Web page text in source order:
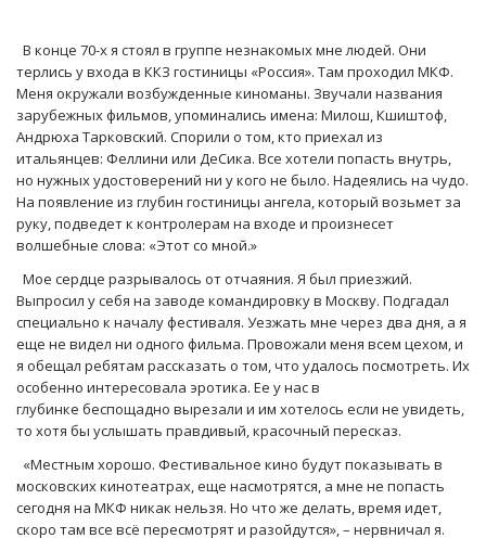
В конце 70-х я стоял в группе незнакомых мне людей. Они
терлись у входа в ККЗ гостиницы «Россия». Там проходил МКФ.
Меня окружали возбужденные киноманы. Звучали названия
зарубежных фильмов, упоминались имена: Милош, Кшиштоф,
Андрюха Тарковский. Спорили о том, кто приехал из
итальянцев: Феллини или ДеСика. Все хотели попасть внутрь,
но нужных удостоверений ни у кого не было. Надеялись на чудо.
На появление из глубин гостиницы ангела, который возьмет за
руку, подведет к контролерам на входе и произнесет
волшебные слова: «Этот со мной.»
Мое сердце разрывалось от отчаяния. Я был приезжий.
Выпросил у себя на заводе командировку в Москву. Подгадал
специально к началу фестиваля. Уезжать мне через два дня, а я
еще не видел ни одного фильма. Провожали меня всем цехом, и
я обещал ребятам рассказать о том, что удалось посмотреть. Их
особенно интересовала эротика. Ее у нас в
глубинке беспощадно вырезали и им хотелось если не увидеть,
то хотя бы услышать правдивый, красочный пересказ.
«Местным хорошо. Фестивальное кино будут показывать в
московских кинотеатрах, еще насмотрятся, а мне не попасть
сегодня на МКФ никак нельзя. Но что же делать, время идет,
скоро там все всё пересмотрят и разойдутся», – нервничал я.